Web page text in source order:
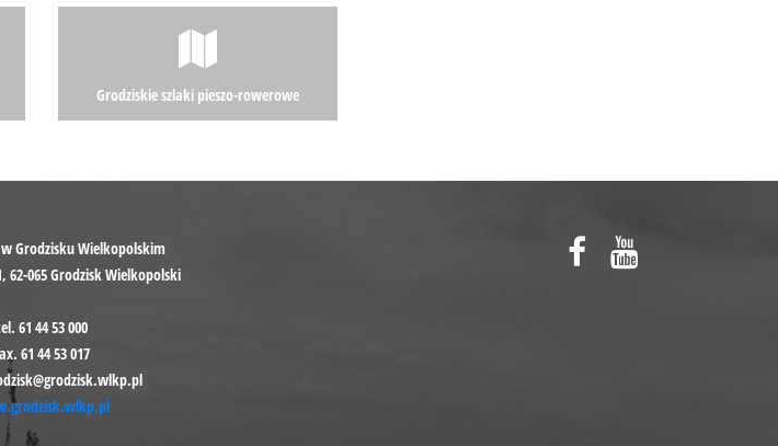
Grodziskie szlaki pieszo-rowerowe
Grodzisku Wielkopolskim
62-065 Grodzisk Wielkopolski
61 44 53 000
61 44 53 017